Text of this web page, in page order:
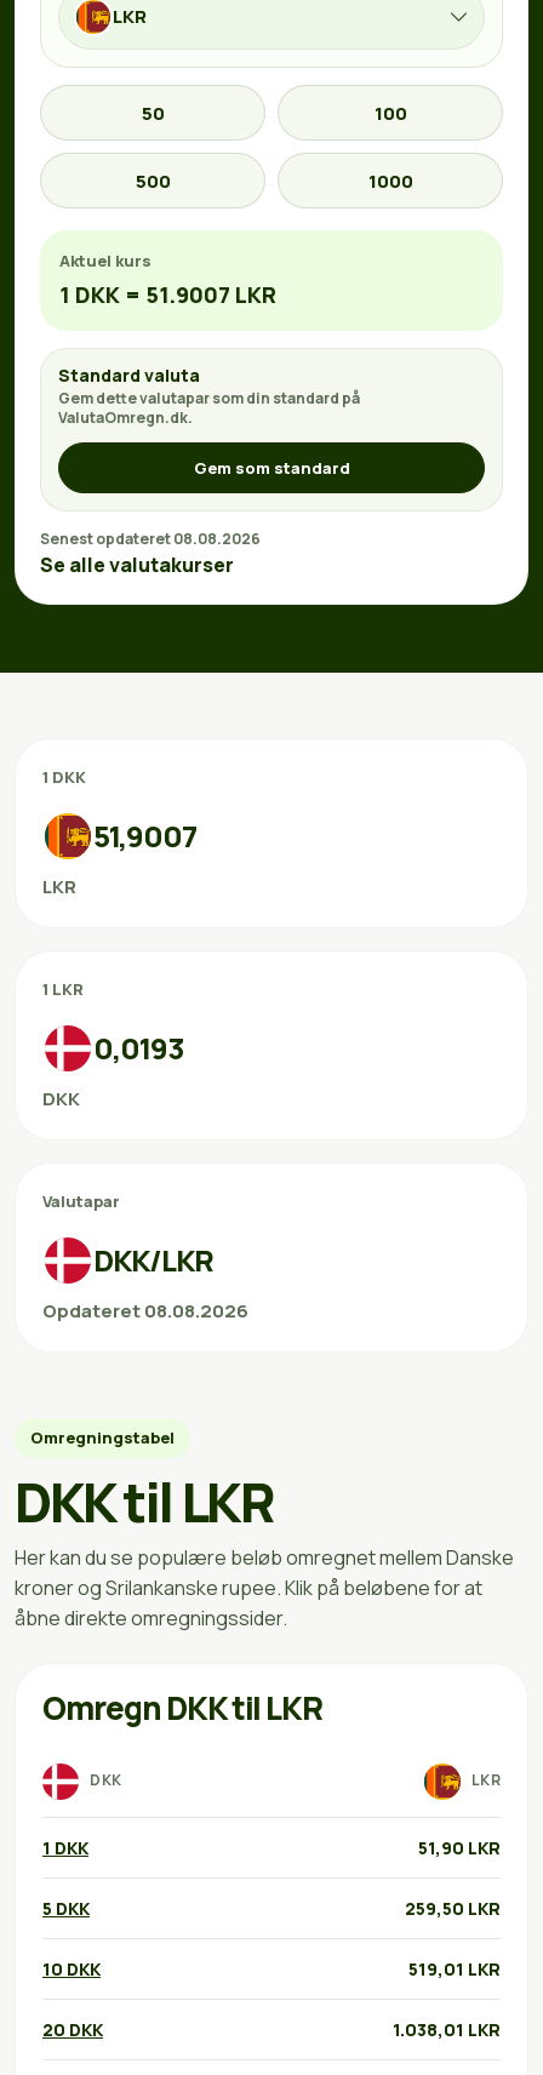
LKR
50 100
500 1000
Aktuel kurs
1 DKK = 51.9007 LKR
Standard valuta
Gem dette valutapar som din standard på
ValutaOmregn.dk.
Gem som standard
Senest opdateret 08.08.2026
Se alle valutakurser
1 DKK
51,9007
LKR
1 LKR
0,0193
DKK
Valutapar
DKK/LKR
Opdateret 08.08.2026
Omregningstabel
DKK til LKR
Her kan du se populære beløb omregnet mellem Danske
kroner og Srilankanske rupee. Klik på beløbene for at
åbne direkte omregningssider.
Omregn DKK til LKR
DKK LKR
1 DKK 51,90 LKR
5 DKK 259,50 LKR
10 DKK 519,01 LKR
20 DKK 1.038,01 LKR